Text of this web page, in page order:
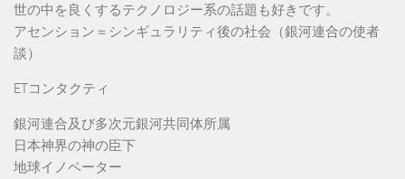
世の中を良くするテクノロジー系の話題も好きです。
アセンション＝シンギュラリティ後の社会（銀河連合の使者
談）
ETコンタクティ
銀河連合及び多次元銀河共同体所属
日本神界の神の臣下
地球イノベーター